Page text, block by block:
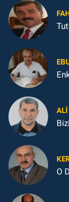
ALI
O